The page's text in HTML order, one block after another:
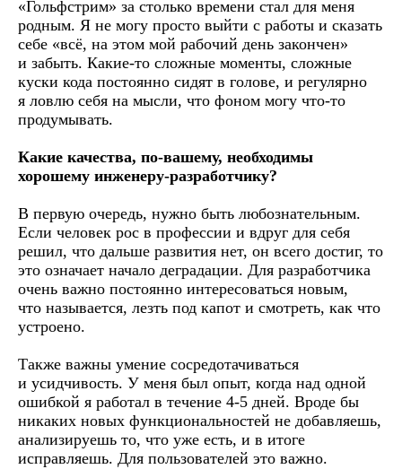
«Гольфстрим» за столько времени стал для меня
родным. Я не могу просто выйти с работы и сказать
себе «всё, на этом мой рабочий день закончен»
и забыть. Какие-то сложные моменты, сложные
куски кода постоянно сидят в голове, и регулярно
я ловлю себя на мысли, что фоном могу что-то
продумывать.
Какие качества, по-вашему, необходимы
хорошему инженеру-разработчику?
В первую очередь, нужно быть любознательным.
Если человек рос в профессии и вдруг для себя
решил, что дальше развития нет, он всего достиг, то
это означает начало деградации. Для разработчика
очень важно постоянно интересоваться новым,
что называется, лезть под капот и смотреть, как что
устроено.
Также важны умение сосредотачиваться
и усидчивость. У меня был опыт, когда над одной
ошибкой я работал в течение 4-5 дней. Вроде бы
никаких новых функциональностей не добавляешь,
анализируешь то, что уже есть, и в итоге
исправляешь. Для пользователей это важно.